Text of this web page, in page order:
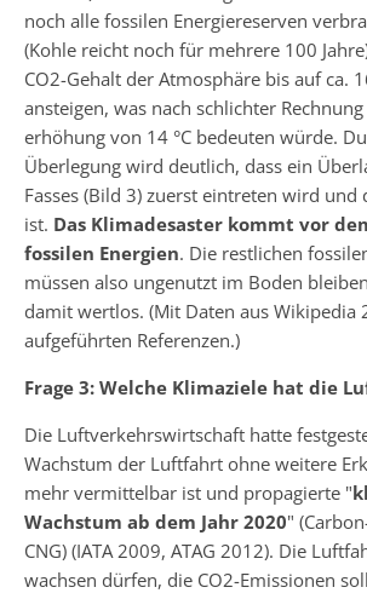
noch alle fossilen Energiereserven
(Kohle reicht noch für mehrere 100
CO2-Gehalt der Atmosphäre bis auf ca.
ansteigen, was nach schlichter
erhöhung von 14 °C bedeuten würde.
Überlegung wird deutlich, dass ein
Fasses (Bild 3) zuerst eintreten wird
ist. Das Klimadesaster kommt vor
fossilen Energien. Die restlichen
müssen also ungenutzt im Boden
damit wertlos. (Mit Daten aus Wikipedia
aufgeführten Referenzen.)
Frage 3: Welche Klimaziele hat die
Die Luftverkehrswirtschaft hatte
Wachstum der Luftfahrt ohne weitere
mehr vermittelbar ist und propagierte "
Wachstum ab dem Jahr 2020"
CNG) (IATA 2009, ATAG 2012). Die
wachsen dürfen, die CO2-Emissionen